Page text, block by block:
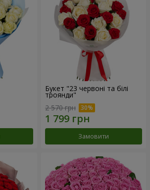
Букет "23 червоні та білі
троянди"
2 570 грн
Замовити